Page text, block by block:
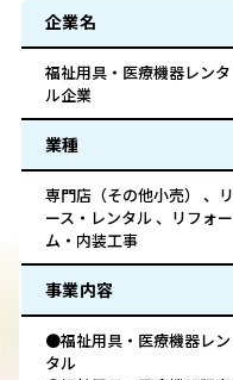
企業名
福祉用具・医療機器レンタ
ル企業
業種
専門店（その他小売） 、リ
ース・レンタル 、リフォー
ム・内装工事
事業内容
●福祉用具・医療機器レン
タル